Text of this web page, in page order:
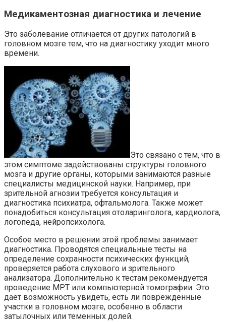
Медикаментозная диагностика и лечение
Это заболевание отличается от других патологий в
головном мозге тем, что на диагностику уходит много
времени.
Это связано с тем, что в
этом симптоме задействованы структуры головного
мозга и другие органы, которыми занимаются разные
специалисты медицинской науки. Например, при
зрительной агнозии требуется консультация и
диагностика психиатра, офтальмолога. Также может
понадобиться консультация отоларинголога, кардиолога,
логопеда, нейропсихолога.
Особое место в решении этой проблемы занимает
диагностика. Проводятся специальные тесты на
определение сохранности психических функций,
проверяется работа слухового и зрительного
анализатора. Дополнительно к тестам рекомендуется
проведение МРТ или компьютерной томографии. Это
дает возможность увидеть, есть ли поврежденные
участки в головном мозге, особенно в области
затылочных или теменных долей.